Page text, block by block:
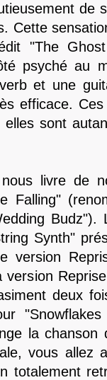
de
Cette
"The
psyché au
et une
efficace.
elles sont
livre de
Falling"
Synth"
version
version
deux
la
vous allez
totalement